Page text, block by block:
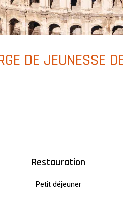
DE JEUNESSE
Restauration
Petit déjeuner